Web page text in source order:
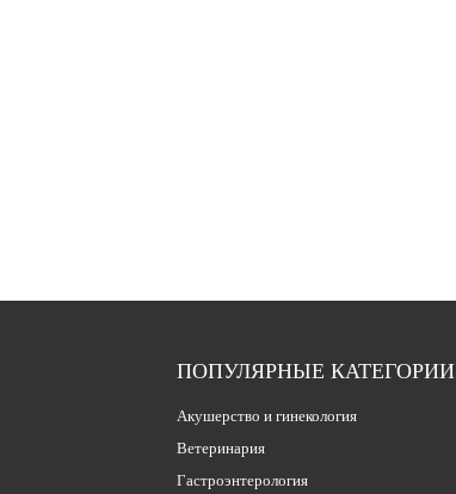
ПОПУЛЯРНЫЕ КАТЕГОРИИ
Акушерство и гинекология
Ветеринария
Гастроэнтерология